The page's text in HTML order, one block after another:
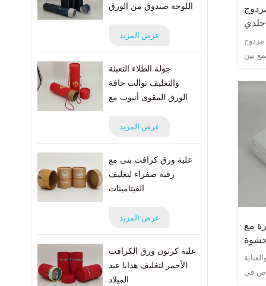
اللوحة صندوق من الورق
عرض المزيد
جولة الطلاء التعبئة
والتغليف توالت حافة
الورق المقوى أنبوب مع
عرض المزيد
علبة ورق كرافت بني مع
رقبة صفراء لتغليف
الفيتامينات
عرض المزيد
علبة كرتون ورق الكرافت
الأحمر لتغليف هدايا عيد
الميلاد
بين
الخزف
مع
في